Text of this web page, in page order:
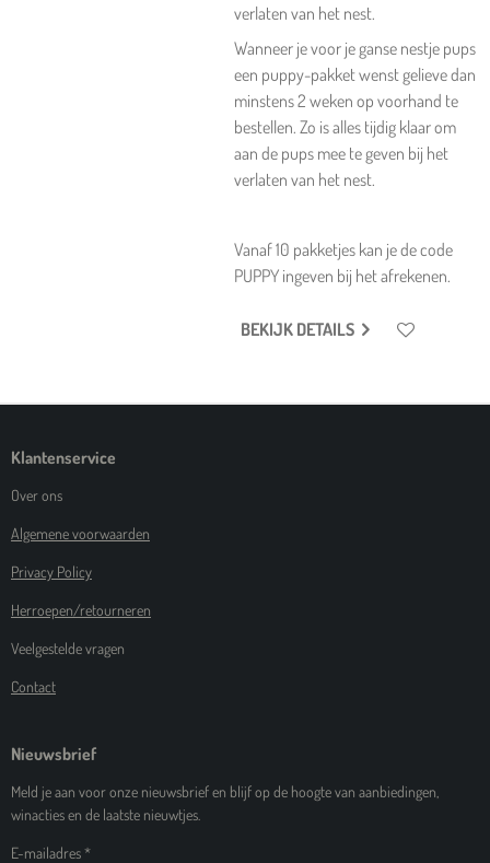
verlaten van het nest.
Wanneer je voor je ganse nestje pups
een puppy-pakket wenst gelieve dan
minstens 2 weken op voorhand te
bestellen. Zo is alles tijdig klaar om
aan de pups mee te geven bij het
verlaten van het nest.
Vanaf 10 pakketjes kan je de code
PUPPY ingeven bij het afrekenen.
BEKIJK DETAILS
Klantenservice
Over ons
Algemene voorwaarden
Privacy Policy
Herroepen/retourneren
Veelgestelde vragen
Contact
Nieuwsbrief
Meld je aan voor onze nieuwsbrief en blijf op de hoogte van aanbiedingen,
winacties en de laatste nieuwtjes.
E-mailadres *